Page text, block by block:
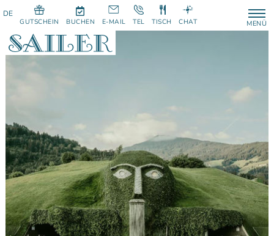
MENÜ
GUTSCHEIN BUCHEN E-MAIL TEL TISCH CHAT
Previous Next